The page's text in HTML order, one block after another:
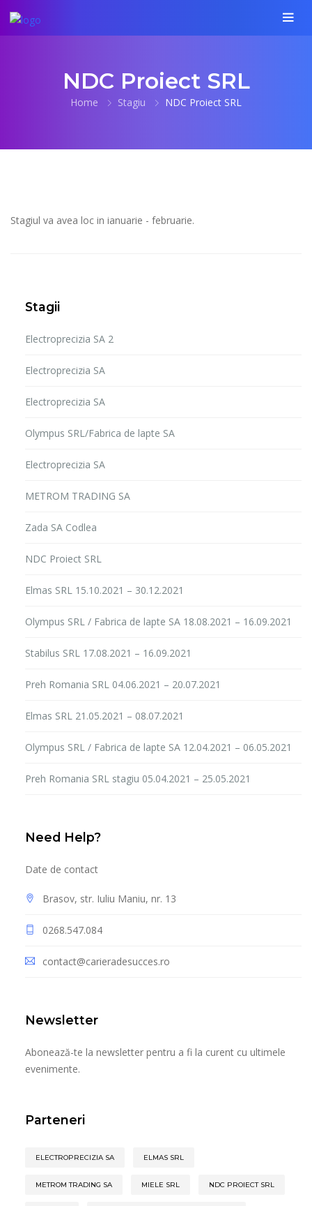
NDC Proiect SRL
Home Stagiu NDC Proiect SRL
Stagiul va avea loc in ianuarie - februarie.
Stagii
Electroprecizia SA 2
Electroprecizia SA
Electroprecizia SA
Olympus SRL/Fabrica de lapte SA
Electroprecizia SA
METROM TRADING SA
Zada SA Codlea
NDC Proiect SRL
Elmas SRL 15.10.2021 – 30.12.2021
Olympus SRL / Fabrica de lapte SA 18.08.2021 – 16.09.2021
Stabilus SRL 17.08.2021 – 16.09.2021
Preh Romania SRL 04.06.2021 – 20.07.2021
Elmas SRL 21.05.2021 – 08.07.2021
Olympus SRL / Fabrica de lapte SA 12.04.2021 – 06.05.2021
Preh Romania SRL stagiu 05.04.2021 – 25.05.2021
Need Help?
Date de contact
Brasov, str. Iuliu Maniu, nr. 13
0268.547.084
contact@carieradesucces.ro
Newsletter
Abonează-te la newsletter pentru a fi la curent cu ultimele
evenimente.
Parteneri
ELECTROPRECIZIA SA ELMAS SRL
METROM TRADING SA MIELE SRL NDC PROIECT SRL